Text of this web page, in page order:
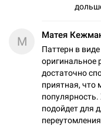
М Матея
Паттерн в
оригинальное
достаточно
приятная, что
подойдет для